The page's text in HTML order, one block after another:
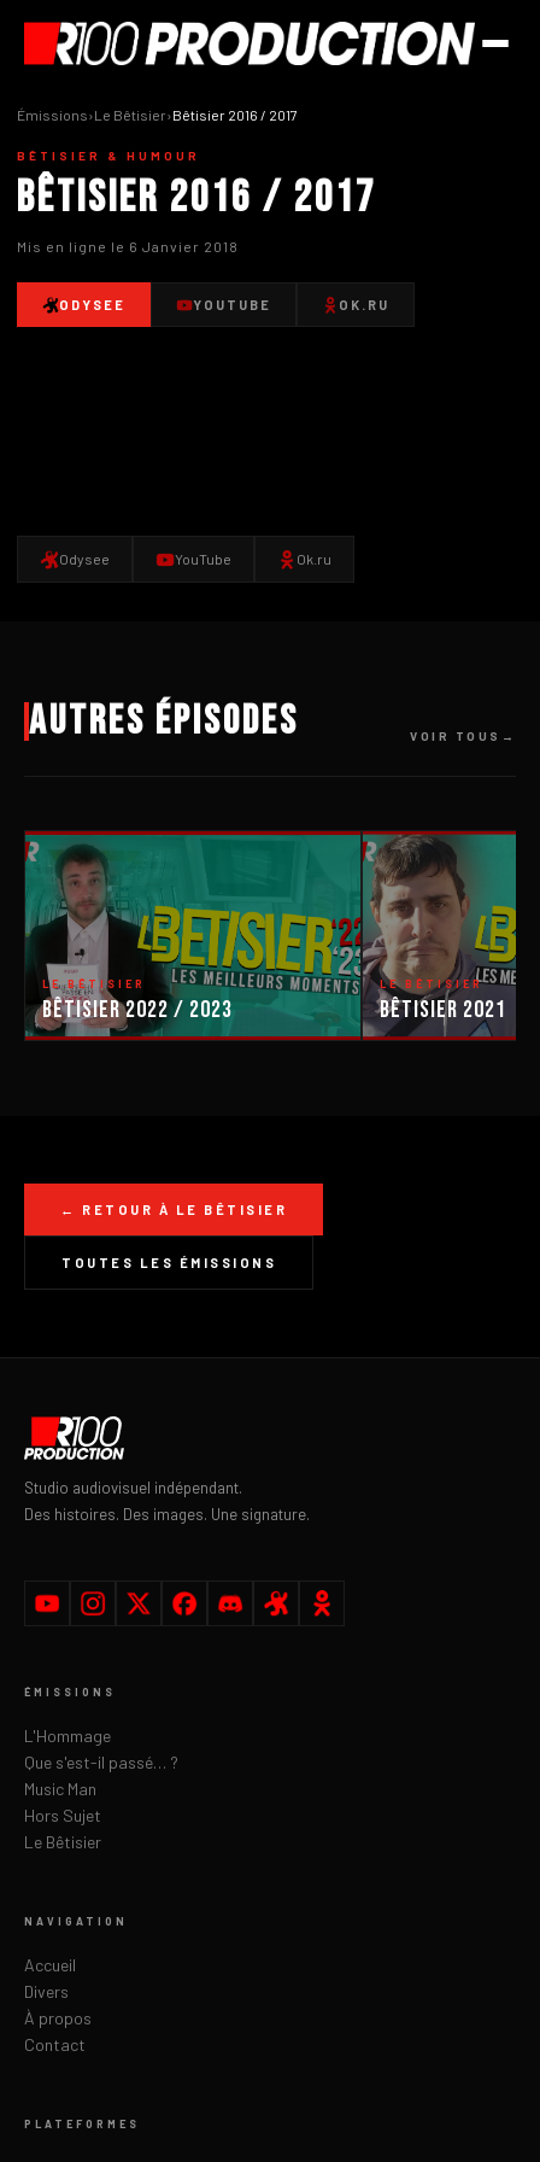
Émissions›Le Bêtisier›Bêtisier 2016 / 2017
BÊTISIER & HUMOUR
Bêtisier 2016 / 2017
Mis en ligne le 6 Janvier 2018
ODYSEE YOUTUBE OK.RU
Odysee YouTube Ok.ru
Autres épisodes VOIR TOUS
LE BÊTISIER
Bêtisier 2022 / 2023
LE BÊTISIER
Bêtisier 2021
← RETOUR À LE BÊTISIER
TOUTES LES ÉMISSIONS
Studio audiovisuel indépendant.
Des histoires. Des images. Une signature.
ÉMISSIONS
L'Hommage
Que s'est-il passé… ?
Music Man
Hors Sujet
Le Bêtisier
NAVIGATION
Accueil
Divers
À propos
Contact
PLATEFORMES